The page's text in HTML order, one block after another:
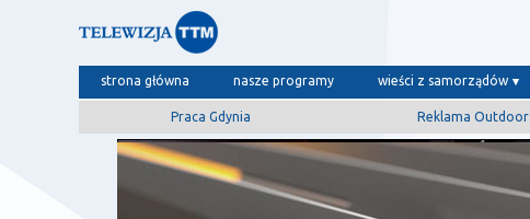
strona główna nasze programy wieści z samorządów
Praca Gdynia Reklama Outdoor